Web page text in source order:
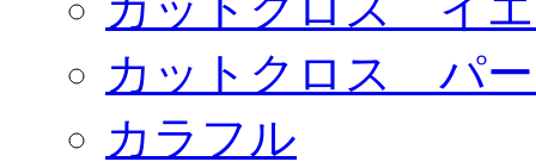
カットクロス パ
カラフル